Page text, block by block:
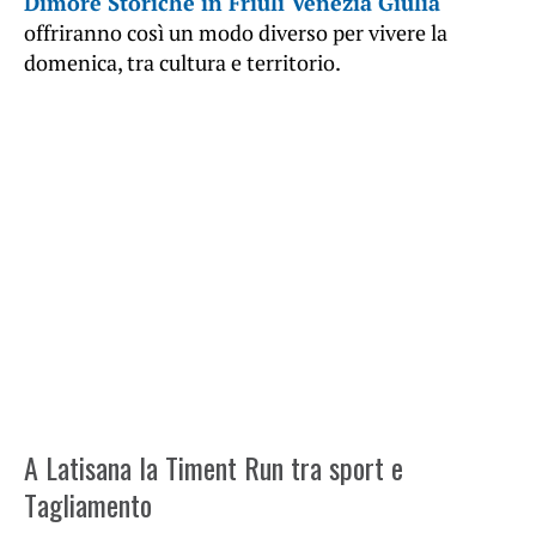
offriranno così un modo diverso per vivere la
domenica, tra cultura e territorio.
A Latisana la Timent Run tra sport e
Tagliamento